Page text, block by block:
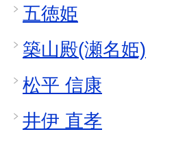
五徳姫
築山殿(瀬名姫)
松平 信康
井伊 直孝